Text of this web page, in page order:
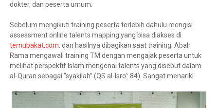
dokter, dan peserta umum.
Sebelum mengikuti training peserta terlebih dahulu mengisi
assessment online talents mapping yang bisa diakses di
temubakat.com . dan hasilnya dibagikan saat training. Abah
Rama mengawali training TM dengan mengajak peserta untuk
melihat perspektif Islam mengenai talents yang disebut dalam
al-Quran sebagai “syakilah” (QS al-Isro’: 84). Sangat menarik!